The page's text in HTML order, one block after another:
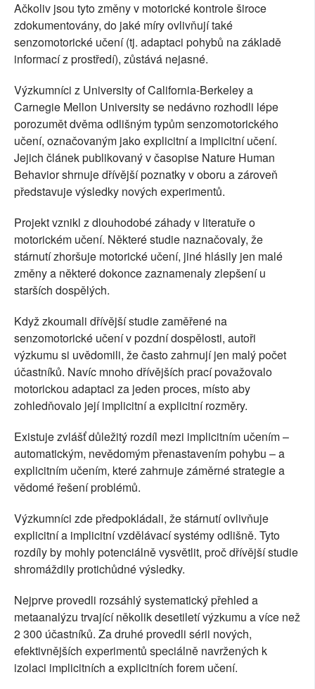
Ačkoliv jsou tyto změny v motorické kontrole široce
zdokumentovány, do jaké míry ovlivňují také
senzomotorické učení (tj. adaptaci pohybů na základě
informací z prostředí), zůstává nejasné.
Výzkumníci z University of California-Berkeley a
Carnegie Mellon University se nedávno rozhodli lépe
porozumět dvěma odlišným typům senzomotorického
učení, označovaným jako explicitní a implicitní učení.
Jejich článek publikovaný v časopise Nature Human
Behavior shrnuje dřívější poznatky v oboru a zároveň
představuje výsledky nových experimentů.
Projekt vznikl z dlouhodobé záhady v literatuře o
motorickém učení. Některé studie naznačovaly, že
stárnutí zhoršuje motorické učení, jiné hlásily jen malé
změny a některé dokonce zaznamenaly zlepšení u
starších dospělých.
Když zkoumali dřívější studie zaměřené na
senzomotorické učení v pozdní dospělosti, autoři
výzkumu si uvědomili, že často zahrnují jen malý počet
účastníků. Navíc mnoho dřívějších prací považovalo
motorickou adaptaci za jeden proces, místo aby
zohledňovalo její implicitní a explicitní rozměry.
Existuje zvlášť důležitý rozdíl mezi implicitním učením –
automatickým, nevědomým přenastavením pohybu – a
explicitním učením, které zahrnuje záměrné strategie a
vědomé řešení problémů.
Výzkumníci zde předpokládali, že stárnutí ovlivňuje
explicitní a implicitní vzdělávací systémy odlišně. Tyto
rozdíly by mohly potenciálně vysvětlit, proč dřívější studie
shromáždily protichůdné výsledky.
Nejprve provedli rozsáhlý systematický přehled a
metaanalýzu trvající několik desetiletí výzkumu a více než
2 300 účastníků. Za druhé provedli sérii nových,
efektivnějších experimentů speciálně navržených k
izolaci implicitních a explicitních forem učení.